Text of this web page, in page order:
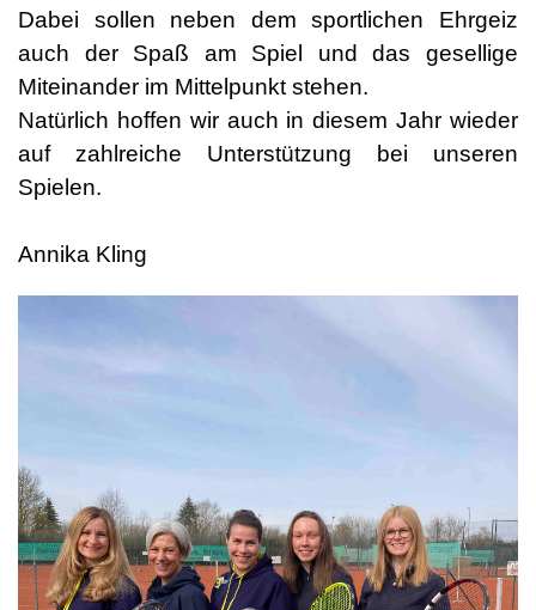
Dabei sollen neben dem sportlichen Ehrgeiz
auch der Spaß am Spiel und das gesellige
Miteinander im Mittelpunkt stehen.
Natürlich hoffen wir auch in diesem Jahr wieder
auf zahlreiche Unterstützung bei unseren
Spielen.
Annika Kling